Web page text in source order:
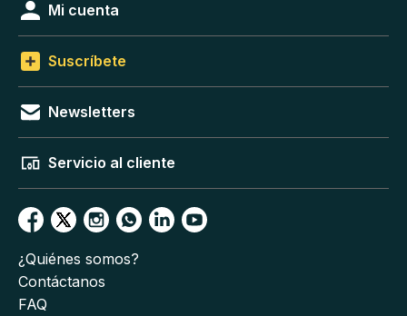
Mi cuenta
Suscríbete
Newsletters
Servicio al cliente
¿Quiénes somos?
Contáctanos
FAQ